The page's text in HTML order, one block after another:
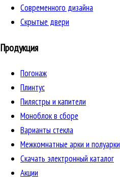
Cовременного дизайна
Скрытые двери
Продукция
Погонаж
Плинтус
Пилястры и капители
Моноблок в сборе
Варианты стекла
Межкомнатные арки и полуарки
Скачать электронный каталог
Акции